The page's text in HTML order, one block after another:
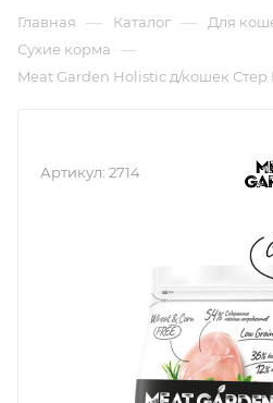
Главная — Каталог — Для
Сухие корма —
Meat Garden Holistic д/кошек Стер
Артикул: 2714